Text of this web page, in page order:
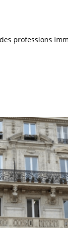
professions